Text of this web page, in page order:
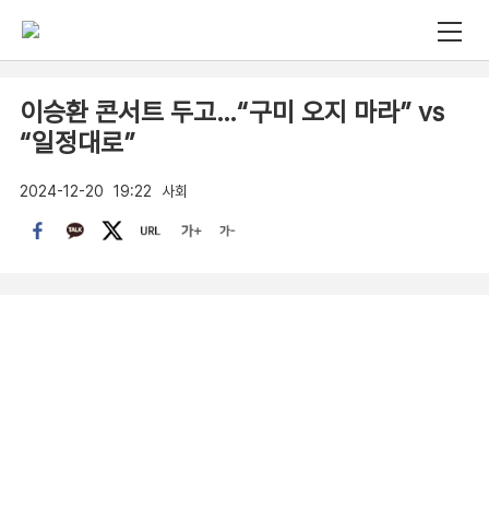
이승환 콘서트 두고…“구미 오지 마라” vs
“일정대로”
2024-12-20 19:22 사회